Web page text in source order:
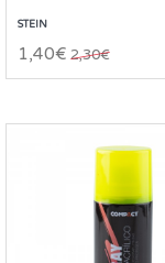
STEIN
1,40€ 2,30€